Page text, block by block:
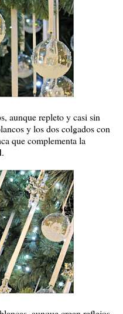
aunque repleto y casi sin
y los dos colgados con
que complementa la
.